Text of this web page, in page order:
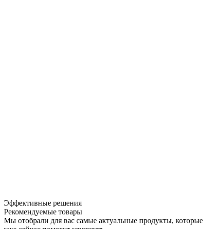
Эффективные решения
Рекомендуемые товары
Мы отобрали для вас самые актуальные продукты, которые